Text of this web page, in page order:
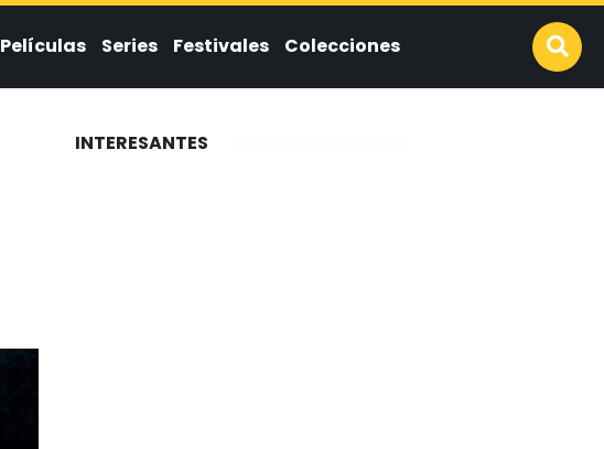
Películas Series Festivales Colecciones
INTERESANTES